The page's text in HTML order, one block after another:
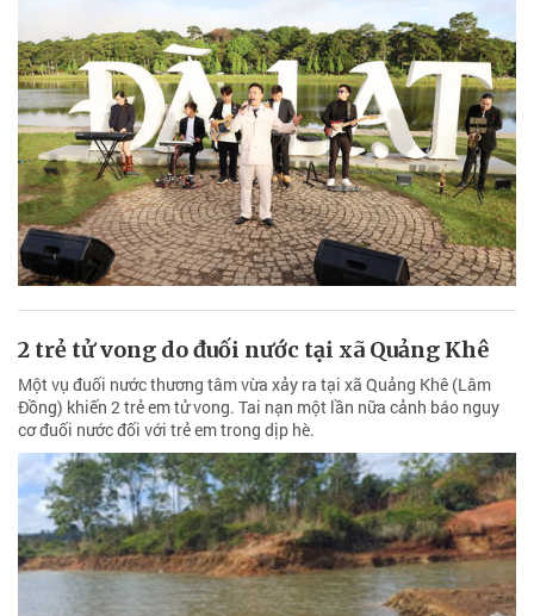
2 trẻ tử vong do đuối nước tại xã Quảng Khê
Một vụ đuối nước thương tâm vừa xảy ra tại xã Quảng Khê (Lâm
Đồng) khiến 2 trẻ em tử vong. Tai nạn một lần nữa cảnh báo nguy
cơ đuối nước đối với trẻ em trong dịp hè.